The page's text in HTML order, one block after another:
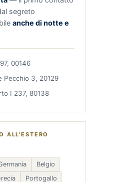
segreto
anche di notte e
00146
Pecchio 3, 20129
I 237, 80138
ALL'ESTERO
Belgio
Portogallo